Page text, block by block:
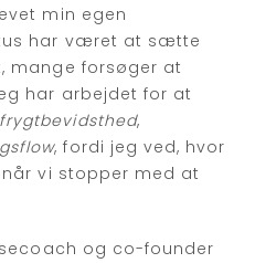
min egen
har været at sætte
mange forsøger at
har arbejdet for at
frygtbevidsthed,
, fordi jeg ved, hvor
vi stopper med at
og co-founder